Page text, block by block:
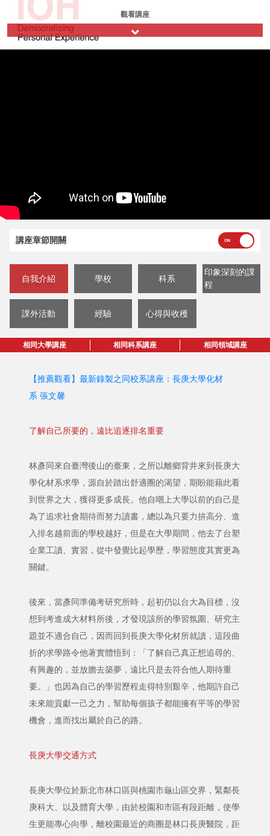
觀看講座
講座章節開關
自我介紹 學校 科系
印象深刻的課
程
課外活動 經驗 心得與收穫
相同大學講座 相同科系講座 相同領域講座
【推薦觀看】最新錄製之同校系講座：長庚大學化材
系 張文馨
了解自己所要的，遠比追逐排名重要
林彥同來自臺灣後山的臺東，之所以離鄉背井來到長庚大
學化材系求學，源自於踏出舒適圈的渴望，期盼能藉此看
到世界之大，獲得更多成長。他自嘲上大學以前的自己是
為了追求社會期待而努力讀書，總以為只要力拚高分、進
入排名越前面的學校越好，但是在大學期間，他去了台塑
企業工讀、實習，從中發覺比起學歷，學習態度其實更為
關鍵。
後來，當彥同準備考研究所時，起初仍以台大為目標，沒
想到考進成大材料所後，才發現該所的學習氛圍、研究主
題並不適合自己，因而回到長庚大學化材所就讀，這段曲
折的求學路令他著實體悟到：「了解自己真正想追尋的、
有興趣的，並放膽去築夢，遠比只是去符合他人期待重
要。」也因為自己的學習歷程走得特別艱辛，他期許自己
未來能貢獻一己之力，幫助每個孩子都能擁有平等的學習
機會，進而找出屬於自己的路。
長庚大學交通方式
長庚大學位於新北市林口區與桃園市龜山區交界，緊鄰長
庚科大、以及體育大學，由於校園和市區有段距離，使學
生更能專心向學，離校園最近的商圈是林口長庚醫院，距